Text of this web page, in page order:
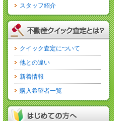
スタッフ紹介
クイック査定について
他との違い
新着情報
購入希望者一覧